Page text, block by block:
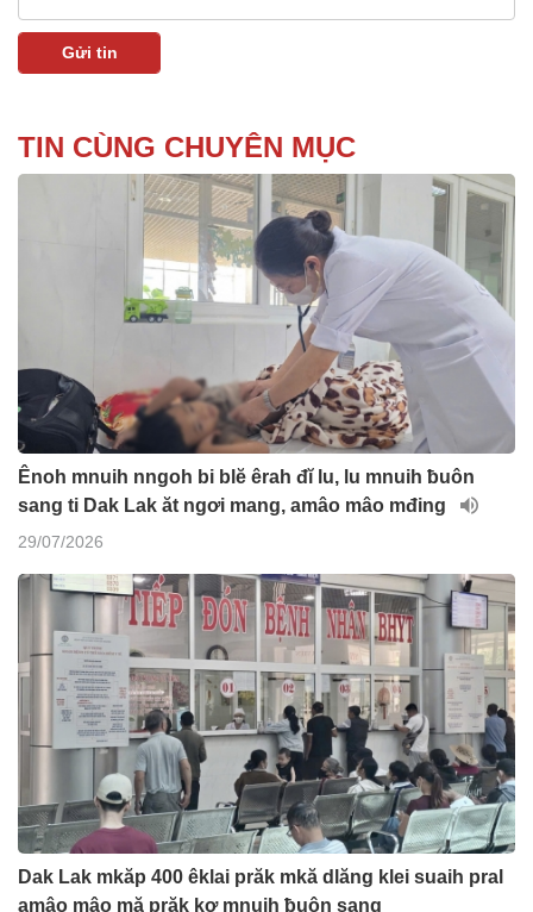
TIN CÙNG CHUYÊN MỤC
Ênoh mnuih nngoh bi blĕ êrah đĭ lu, lu mnuih ƀuôn
sang ti Dak Lak ăt ngơi mang, amâo mâo mđing
29/07/2026
Dak Lak mkăp 400 êklai prăk mkă dlăng klei suaih pral
amâo mâo mă prăk kơ mnuih ƀuôn sang